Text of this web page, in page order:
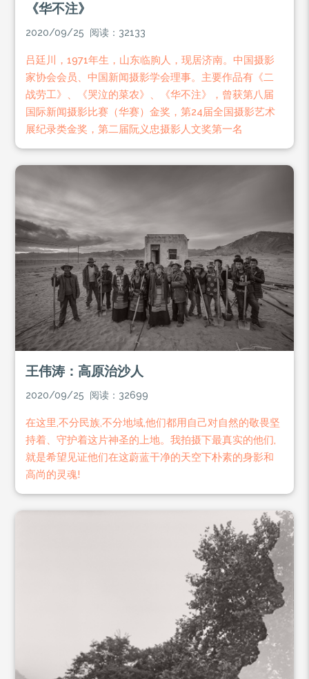
《华不注》
2020/09/25 阅读：32133
吕廷川，1971年生，山东临朐人，现居济南。中国摄影
家协会会员、中国新闻摄影学会理事。主要作品有《二
战劳工》、《哭泣的菜农》、《华不注》，曾获第八届
国际新闻摄影比赛（华赛）金奖，第24届全国摄影艺术
展纪录类金奖，第二届阮义忠摄影人文奖第一名
王伟涛：高原治沙人
2020/09/25 阅读：32699
在这里,不分民族,不分地域,他们都用自己对自然的敬畏坚
持着、守护着这片神圣的上地。我拍摄下最真实的他们,
就是希望见证他们在这蔚蓝干净的天空下朴素的身影和
高尚的灵魂!